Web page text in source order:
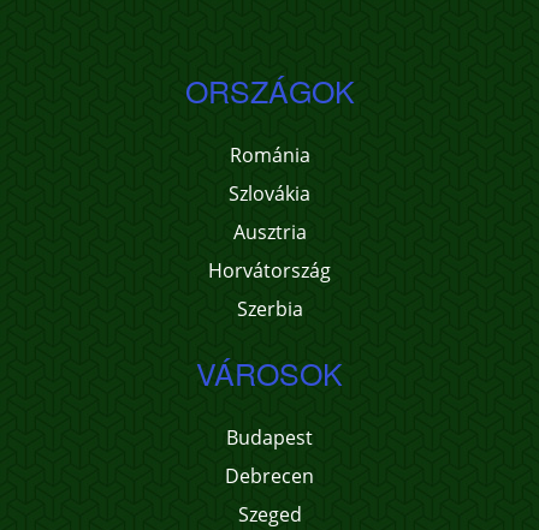
ORSZÁGOK
Románia
Szlovákia
Ausztria
Horvátország
Szerbia
VÁROSOK
Budapest
Debrecen
Szeged